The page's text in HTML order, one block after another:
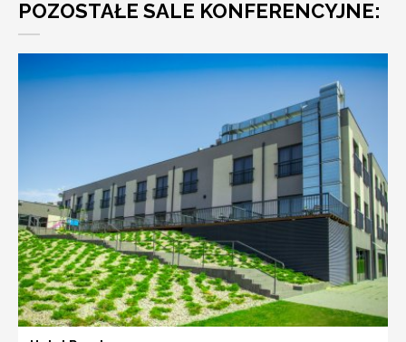
POZOSTAŁE SALE KONFERENCYJNE: